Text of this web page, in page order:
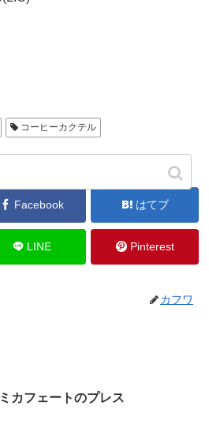
コーヒーカクテル
Facebook はてブ
LINE Pinterest
カフワ
ミカフェートのプレス